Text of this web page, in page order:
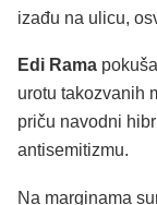
izađu na ulicu,
Edi Rama
urotu takozvanih
priču navodni
antisemitizmu.
Na marginama